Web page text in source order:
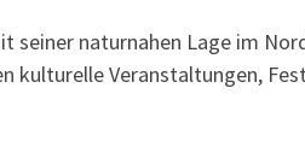
seiner naturnahen Lage im
kulturelle Veranstaltungen,